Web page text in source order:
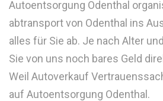
Autoentsorgung Odenthal
abtransport von Odenthal ins
alles für Sie ab. Je nach Alter
Sie von uns noch bares Geld
Weil Autoverkauf
auf Autoentsorgung Odenthal.